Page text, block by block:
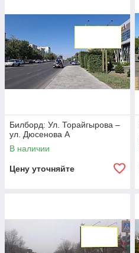
Билборд: Ул. Торайгырова –
ул. Дюсенова А
В наличии
Цену уточняйте